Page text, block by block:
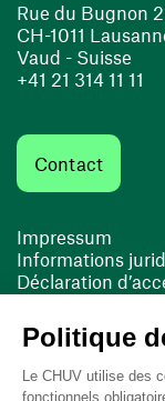
Rue du Bugnon
CH-1011
Vaud - Suisse
+41 21 314 11 11
Contact
Impressum
Informations
Déclaration
Cookies